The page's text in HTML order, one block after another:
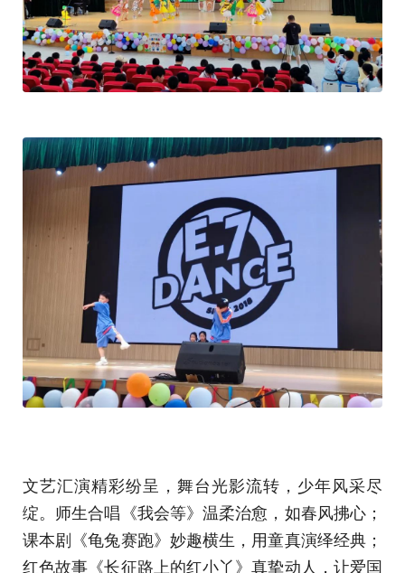
文艺汇演精彩纷呈，舞台光影流转，少年风采尽
绽。师生合唱《我会等》温柔治愈，如春风拂心；
课本剧《龟兔赛跑》妙趣横生，用童真演绎经典；
红色故事《长征路上的红小丫》真挚动人，让爱国